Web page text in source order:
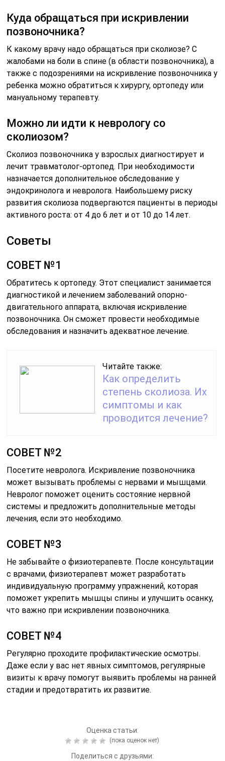
Куда обращаться при искривлении
позвоночника?
К какому врачу надо обращаться при сколиозе? С
жалобами на боли в спине (в области позвоночника), а
также с подозрениями на искривление позвоночника у
ребенка можно обратиться к хирургу, ортопеду или
мануальному терапевту.
Можно ли идти к неврологу со
сколиозом?
Сколиоз позвоночника у взрослых диагностирует и
лечит травматолог-ортопед. При необходимости
назначается дополнительное обследование у
эндокринолога и невролога. Наибольшему риску
развития сколиоза подвергаются пациенты в периоды
активного роста: от 4 до 6 лет и от 10 до 14 лет.
Советы
СОВЕТ №1
Обратитесь к ортопеду. Этот специалист занимается
диагностикой и лечением заболеваний опорно-
двигательного аппарата, включая искривление
позвоночника. Он сможет провести необходимые
обследования и назначить адекватное лечение.
Читайте также:
Как определить
степень сколиоза. Их
симптомы и как
проводится лечение?
СОВЕТ №2
Посетите невролога. Искривление позвоночника
может вызывать проблемы с нервами и мышцами.
Невролог поможет оценить состояние нервной
системы и предложить дополнительные методы
лечения, если это необходимо.
СОВЕТ №3
Не забывайте о физиотерапевте. После консультации
с врачами, физиотерапевт может разработать
индивидуальную программу упражнений, которая
поможет укрепить мышцы спины и улучшить осанку,
что важно при искривлении позвоночника.
СОВЕТ №4
Регулярно проходите профилактические осмотры.
Даже если у вас нет явных симптомов, регулярные
визиты к врачу помогут выявить проблемы на ранней
стадии и предотвратить их развитие.
Оценка статьи:
(пока оценок нет)
Поделиться с друзьями: